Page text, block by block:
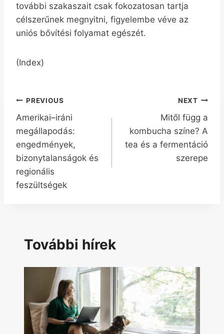
további szakaszait csak fokozatosan tartja
célszerűnek megnyitni, figyelembe véve az
uniós bővítési folyamat egészét.
(Index)
Bejegyzés
navigáció
PREVIOUS
Amerikai–iráni
megállapodás:
engedmények,
bizonytalanságok és
regionális
feszültségek
NEXT
Mitől függ a
kombucha színe? A
tea és a fermentáció
szerepe
További hírek